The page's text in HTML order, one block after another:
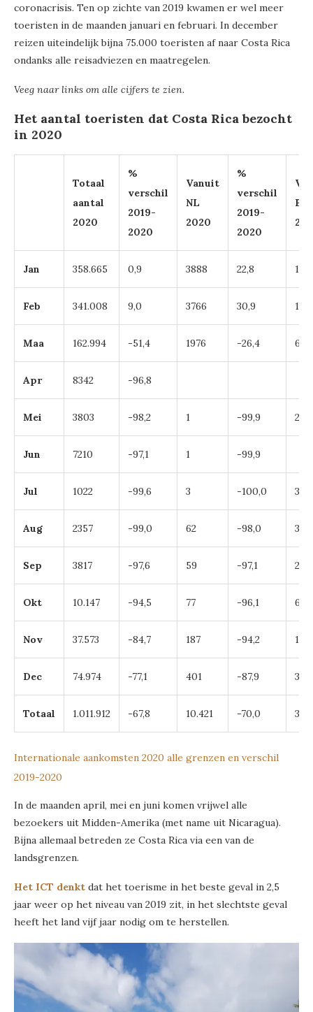
coronacrisis. Ten op zichte van 2019 kwamen er wel meer
toeristen in de maanden januari en februari. In december
reizen uiteindelijk bijna 75.000 toeristen af naar Costa Rica
ondanks alle reisadviezen en maatregelen.
Veeg naar links om alle cijfers te zien.
Het aantal toeristen dat Costa Rica bezocht
in 2020
Totaal
aantal
2020
%
verschil
2019-
2020
Vanuit
NL
2020
%
verschil
2019-
2020
BE
Jan 358.665 0,9 3888 22,8
Feb 341.008 9,0 3766 30,9
Maa 162.994 -51,4 1976 -26,4 601
Apr 8342 -96,8
Mei 3803 -98,2 1 -99,9 2
Jun 7210 -97,1 1 -99,9
Jul 1022 -99,6 3 -100,0 3
Aug 2357 -99,0 62 -98,0 38
Sep 3817 -97,6 59 -97,1 24
Okt 10.147 -94,5 77 -96,1 63
Nov 37.573 -84,7 187 -94,2 115
Dec 74.974 -77,1 401 -87,9 384
Totaal 1.011.912 -67,8 10.421 -70,0
Internationale aankomsten 2020 alle grenzen en verschil
2019-2020
In de maanden april, mei en juni komen vrijwel alle
bezoekers uit Midden-Amerika (met name uit Nicaragua).
Bijna allemaal betreden ze Costa Rica via een van de
landsgrenzen.
Het ICT denkt dat het toerisme in het beste geval in 2,5
jaar weer op het niveau van 2019 zit, in het slechtste geval
heeft het land vijf jaar nodig om te herstellen.